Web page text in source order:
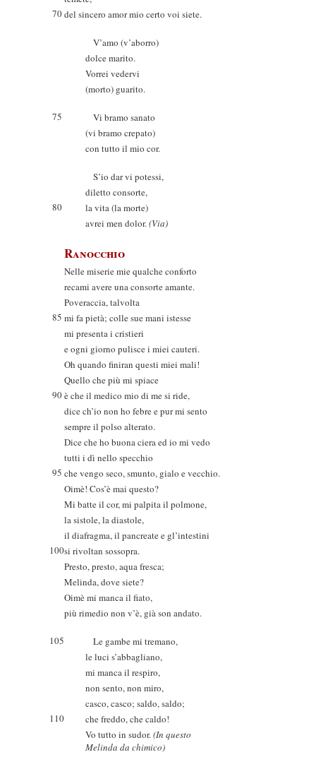
70del sincero amor mio certo voi siete.
V’amo (v’aborro)
dolce marito.
Vorrei vedervi
(morto) guarito.
75
Vi bramo sanato
(vi bramo crepato)
con tutto il mio cor.
S’io dar vi potessi,
diletto consorte,
80
la vita (la morte)
avrei men dolor.(Via)
Ranocchio
Nelle miserie mie qualche conforto
recami avere una consorte amante.
Poveraccia, talvolta
85 mi fa pietà; colle sue mani istesse
mi presenta i cristieri
e ogni giorno pulisce i miei cauteri.
Oh quando finiran questi miei mali!
Quello che più mi spiace
90è che il medico mio di me si ride,
dice ch’io non ho febre e pur mi sento
sempre il polso alterato.
Dice che ho buona ciera ed io mi vedo
tutti i dì nello specchio
95 che vengo seco, smunto, gialo e vecchio.
Oimè! Cos’è mai questo?
Mi batte il cor, mi palpita il polmone,
la sistole, la diastole,
il diafragma, il pancreate e gl’intestini
100si rivoltan sossopra.
Presto, presto, aqua fresca;
Melinda, dove siete?
Oimè mi manca il fiato,
più rimedio non v’è, già son andato.
105
Le gambe mi tremano,
le luci s’abbagliano,
mi manca il respiro,
non sento, non miro,
casco, casco; saldo, saldo;
110
che freddo, che caldo!
Vo tutto in sudor.(In questo
Melinda da chimico)